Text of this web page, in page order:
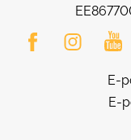
E-
E-